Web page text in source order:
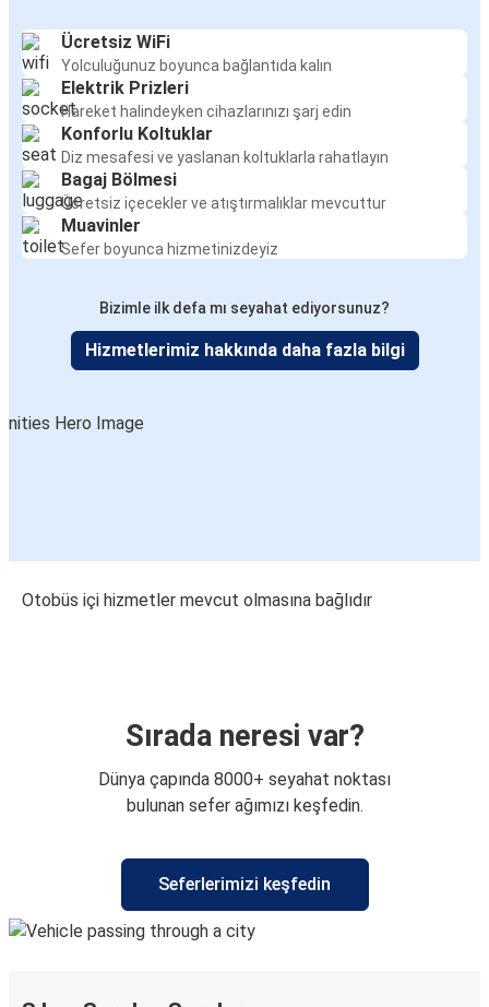
Ücretsiz WiFi
Yolculuğunuz boyunca bağlantıda kalın
Elektrik Prizleri
Hareket halindeyken cihazlarınızı şarj edin
Konforlu Koltuklar
Diz mesafesi ve yaslanan koltuklarla rahatlayın
Bagaj Bölmesi
Ücretsiz içecekler ve atıştırmalıklar mevcuttur
Muavinler
Sefer boyunca hizmetinizdeyiz
Bizimle ilk defa mı seyahat ediyorsunuz?
Hizmetlerimiz hakkında daha fazla bilgi
Otobüs içi hizmetler mevcut olmasına bağlıdır
Sırada neresi var?
Dünya çapında 8000+ seyahat noktası
bulunan sefer ağımızı keşfedin.
Seferlerimizi keşfedin